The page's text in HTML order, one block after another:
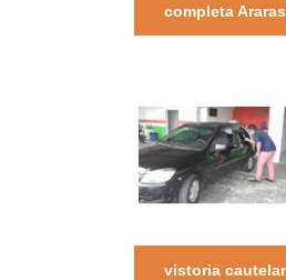
completa Araras
vistoria cautelar